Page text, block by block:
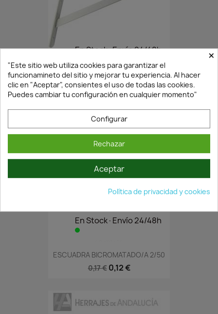
En Stock·Envío 24/48h
ESCUADRA DE REFUERZO PARA...
5,46 €3,82 €
En Stock·Envío 24/48h
ESCUADRA BICROMATADO/A 2/50
0,17 € 0,12 €
×
"Este sitio web utiliza cookies para garantizar el
funcionamineto del sitio y mejorar tu experiencia. Al hacer
clic en "Aceptar", consientes el uso de todas las cookies.
Puedes cambiar tu configuración en cualquier momento"
Configurar
Rechazar
Aceptar
Política de privacidad y cookies